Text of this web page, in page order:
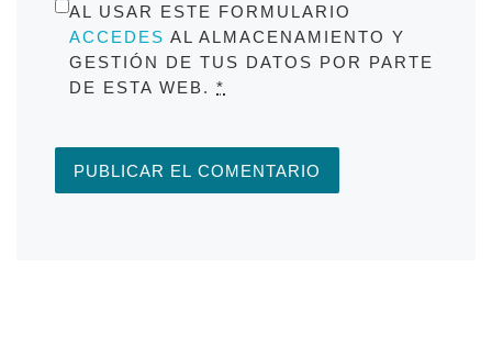
AL USAR ESTE FORMULARIO
ACCEDES AL ALMACENAMIENTO Y
GESTIÓN DE TUS DATOS POR PARTE
DE ESTA WEB. *